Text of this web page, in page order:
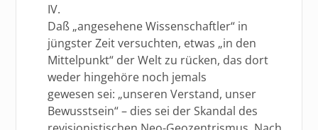
IV.
Daß „angesehene Wissenschaftler“ in
jüngster Zeit versuchten, etwas „in den
Mittelpunkt“ der Welt zu rücken, das dort
weder hingehöre noch jemals
gewesen sei: „unseren Verstand, unser
Bewusstsein“ – dies sei der Skandal des